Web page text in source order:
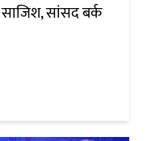
सांसद बर्क